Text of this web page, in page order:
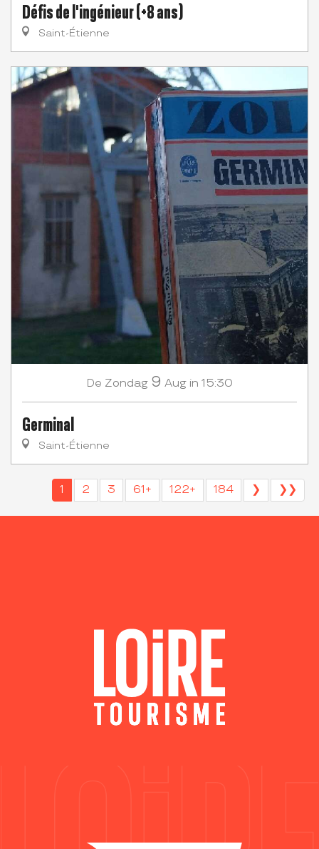
Défis de l'ingénieur (+8 ans)
Saint-Étienne
De Zondag 9 Aug in 15:30
Germinal
Saint-Étienne
1 2 3 61+ 122+ 184 ❯ ❯❯